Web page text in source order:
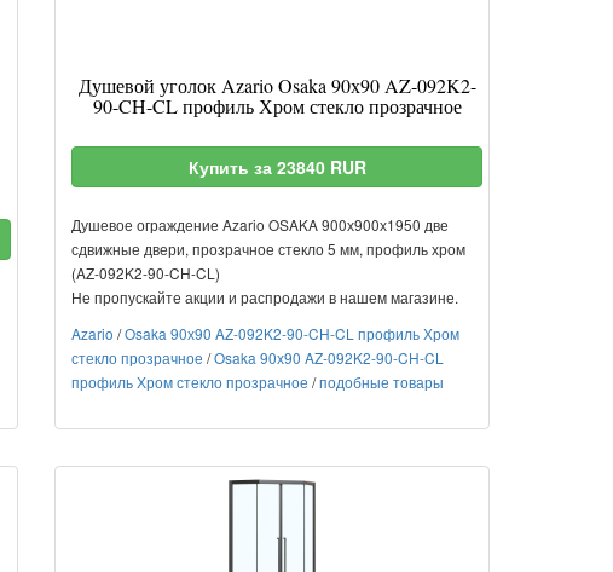
Душевой уголок Azario Osaka 90х90 AZ-092K2-
90-CH-CL профиль Хром стекло прозрачное
Купить за 23840 RUR
Душевое ограждение Azario OSAKA 900х900х1950 две
сдвижные двери, прозрачное стекло 5 мм, профиль хром
(AZ-092K2-90-CH-CL)
Не пропускайте акции и распродажи в нашем магазине.
Azario /Osaka 90х90 AZ-092K2-90-CH-CL профиль Хром
стекло прозрачное /Osaka 90х90 AZ-092K2-90-CH-CL
профиль Хром стекло прозрачное /подобные товары